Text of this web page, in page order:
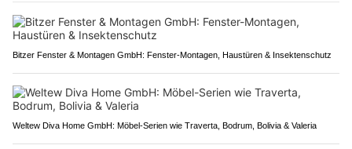
Bitzer Fenster & Montagen GmbH: Fenster-Montagen, Haustüren & Insektenschutz
Weltew Diva Home GmbH: Möbel-Serien wie Traverta, Bodrum, Bolivia & Valeria